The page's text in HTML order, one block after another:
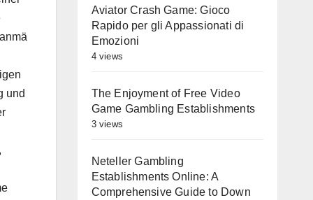
und
Aviator Crash Game: Gioco
Rapido per gli Appassionati di
Emozioni
4 views
The Enjoyment of Free Video
Game Gambling Establishments
3 views
Neteller Gambling
Establishments Online: A
Comprehensive Guide to Down